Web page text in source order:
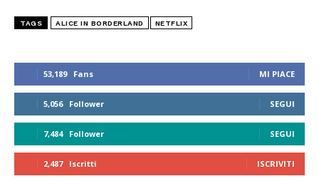
53,189 Fans MI PIACE
5,056 Follower SEGUI
7,484 Follower SEGUI
2,487 Iscritti ISCRIVITI
TAGS ALICE IN BORDERLAND NETFLIX